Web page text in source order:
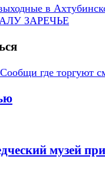
в
ЗАРЕЧЬЕ
музей